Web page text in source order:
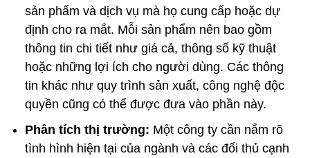
sản phẩm và dịch vụ mà họ cung cấp hoặc dự
định cho ra mắt. Mỗi sản phẩm nên bao gồm
thông tin chi tiết như giá cả, thông số kỹ thuật
hoặc những lợi ích cho người dùng. Các thông
tin khác như quy trình sản xuất, công nghệ độc
quyền cũng có thể được đưa vào phần này.
Phân tích thị trường: Một công ty cần nắm rõ
tình hình hiện tại của ngành và các đối thủ cạnh